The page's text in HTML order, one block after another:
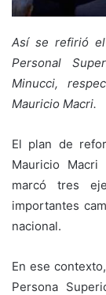
Así se refirió
Personal
Minucci,
Mauricio Macri.
El plan de
Mauricio
marcó tres
importantes
nacional.
En ese
Persona